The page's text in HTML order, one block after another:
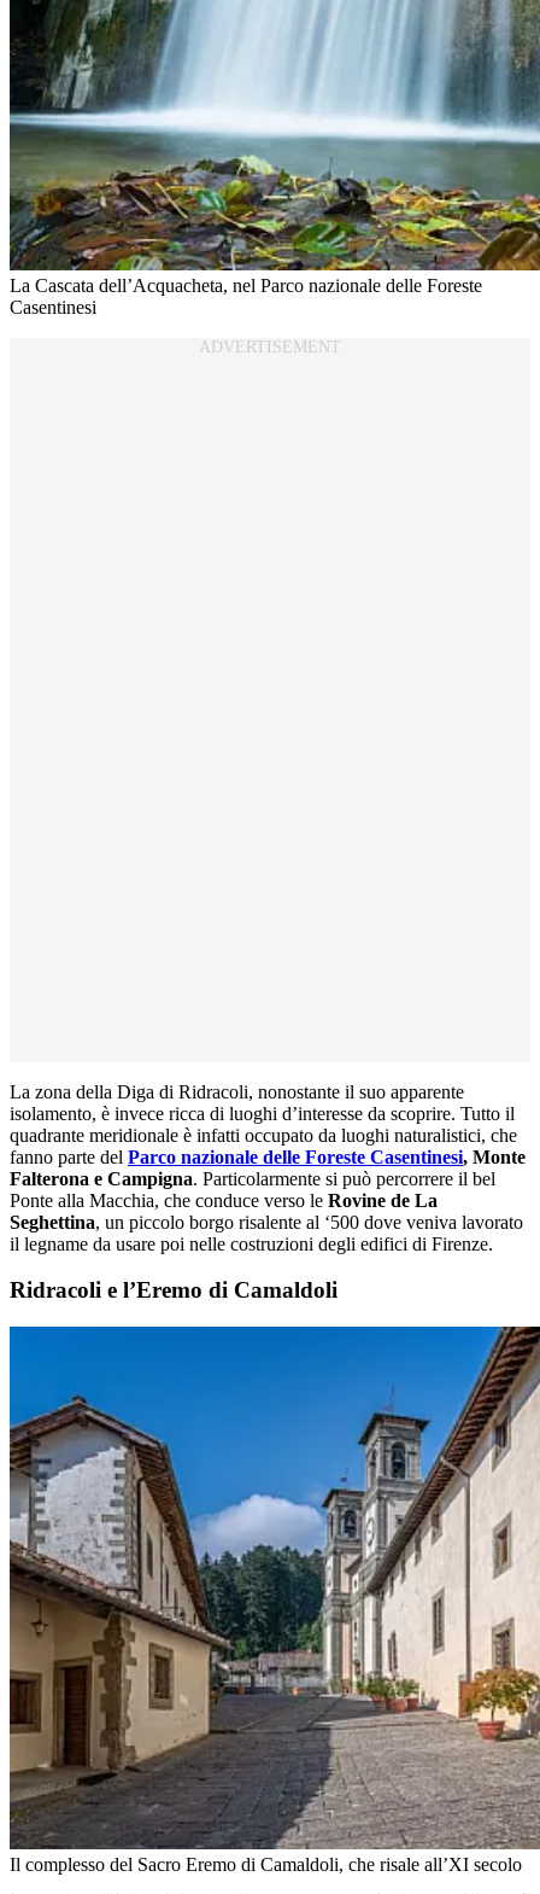
La Cascata dell’Acquacheta, nel Parco nazionale delle Foreste
Casentinesi
La zona della Diga di Ridracoli, nonostante il suo apparente
isolamento, è invece ricca di luoghi d’interesse da scoprire. Tutto il
quadrante meridionale è infatti occupato da luoghi naturalistici, che
fanno parte del Parco nazionale delle Foreste Casentinesi, Monte
Falterona e Campigna. Particolarmente si può percorrere il bel
Ponte alla Macchia, che conduce verso le Rovine de La
Seghettina, un piccolo borgo risalente al ‘500 dove veniva lavorato
il legname da usare poi nelle costruzioni degli edifici di Firenze.
Ridracoli e l’Eremo di Camaldoli
Il complesso del Sacro Eremo di Camaldoli, che risale all’XI secolo